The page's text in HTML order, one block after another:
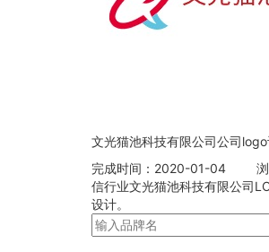
文光猫池科技有限公司公司
完成时间：2020-01-04
信行业文光猫池科技有限公司
设计。